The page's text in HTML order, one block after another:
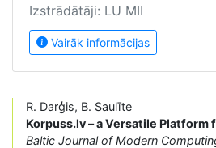
Izstrādātāji: LU MII
Vairāk informācijas
R. Darģis, B. Saulīte
Korpuss.lv – a Versatile Platform
Baltic Journal of Modern